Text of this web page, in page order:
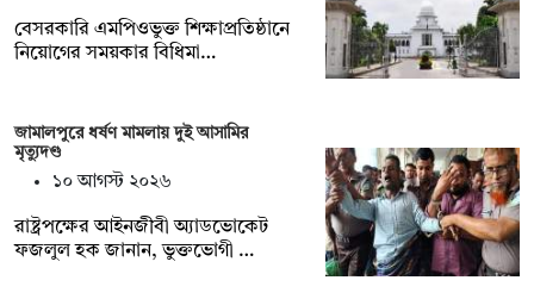
বেসরকারি এমপিওভুক্ত শিক্ষাপ্রতিষ্ঠানে
নিয়োগের সময়কার বিধিমা…
জামালপুরে ধর্ষণ মামলায় দুই আসামির
মৃত্যুদণ্ড
১০ আগস্ট ২০২৬
রাষ্ট্রপক্ষের আইনজীবী অ্যাডভোকেট
ফজলুল হক জানান, ভুক্তভোগী …